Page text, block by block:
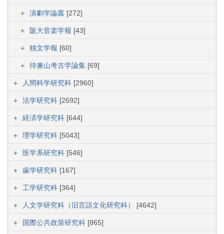
演劇学論叢 [272]
阪大音楽学報 [43]
独文学報 [60]
待兼山考古学論集 [69]
人間科学研究科 [2960]
法学研究科 [2692]
経済学研究科 [644]
理学研究科 [5043]
医学系研究科 [546]
歯学研究科 [167]
工学研究科 [364]
人文学研究科（旧言語文化研究科） [4642]
国際公共政策研究科 [865]